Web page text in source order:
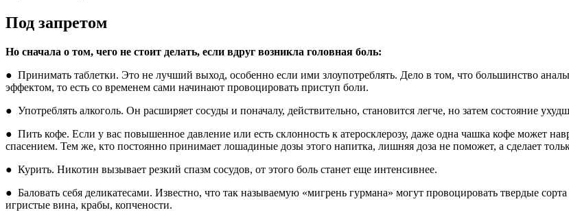
Под запретом
Но сначала о том, чего не стоит делать, если вдруг возникла головная боль:
● Принимать таблетки. Это не лучший выход, особенно если ими злоупотреблять. Дело в том, что большинство
эффектом, то есть со временем сами начинают провоцировать приступ боли.
● Употреблять алкоголь. Он расширяет сосуды и поначалу, действительно, становится легче, но затем состояние
● Пить кофе. Если у вас повышенное давление или есть склонность к атеросклерозу, даже одна чашка кофе может
спасением. Тем же, кто постоянно принимает лошадиные дозы этого напитка, лишняя доза не поможет, а сделает
● Курить. Никотин вызывает резкий спазм сосудов, от этого боль станет еще интенсивнее.
● Баловать себя деликатесами. Известно, что так называемую «мигрень гурмана» могут провоцировать твердые
игристые вина, крабы, копчености.